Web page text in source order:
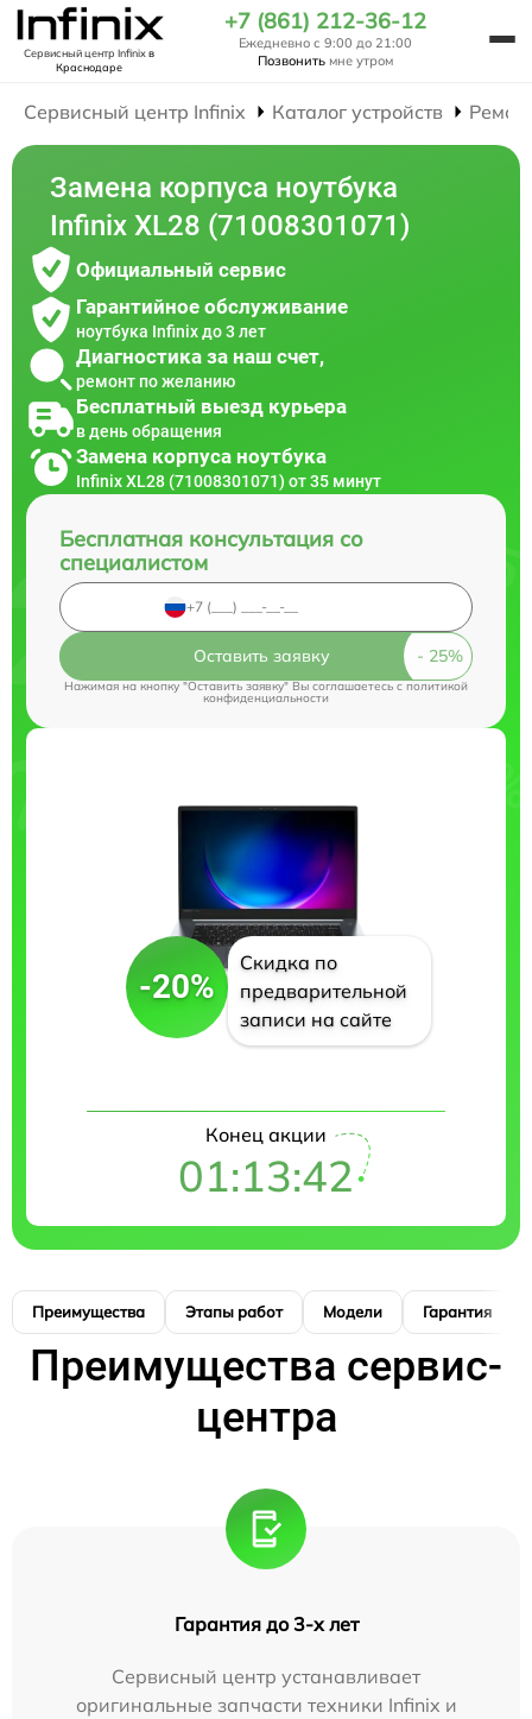
Сервисный центр Infinixв
Краснодаре
+7 (861) 212-36-12
Ежедневно с 9:00 до 21:00
Позвонить мне утром
Сервисный центр Infinix Каталог устройств
Замена корпуса ноутбука
Infinix XL28 (71008301071)
Официальный сервис
Гарантийное обслуживание
ноутбука Infinix до 3 лет
Диагностика за наш счет,
ремонт по желанию
Бесплатный выезд курьера
в день обращения
Замена корпуса ноутбука
Infinix XL28 (71008301071) от 35 минут
Бесплатная консультация со
специалистом
Оставить заявку
Нажимая на кнопку "Оставить заявку" Вы соглашаетесь cполитикой
конфиденциальности
-20%
Скидка по
предварительной
записи на сайте
Конец акции
01:13:41
Преимущества Этапы работ Модели Гарантия
Преимущества сервис-
центра
Гарантия до 3-х лет
Сервисный центр устанавливает
оригинальные запчасти техники Infinix и